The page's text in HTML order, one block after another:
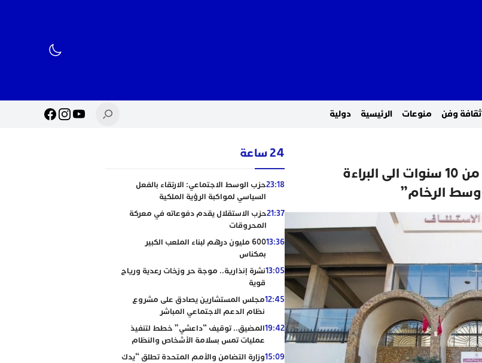
ثقافة وفن منوعات الرئيسية دولية
استئنافية البيضاء تخفض العقوبة من 10 سنوات الى البراءة
24 ساعة
23:18حزب الوسط الاجتماعي: الارتقاء بالفعل
السياسي لمواكبة الرؤية الملكية
21:37حزب الاستقلال يقدم دفوعاته في معركة
المحروقات
13:36
600 مليون درهم لبناء الملعب الكبير
بمكناس
13:05نشرة إنذارية.. موجة حر وزخات رعدية ورياح
قوية
12:45مجلس المستشارين يصادق على مشروع
نظام الدعم الاجتماعي المباشر
19:42المضيق.. توقيف “داعشي” خطط لتنفيذ
عمليات تمس بسلامة الأشخاص والنظام
15:09وزارة التضامن والأمم المتحدة تطلق “يدك